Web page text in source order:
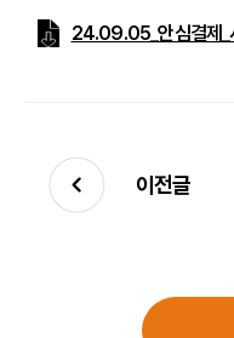
24.09.05_안심결제_
이전글